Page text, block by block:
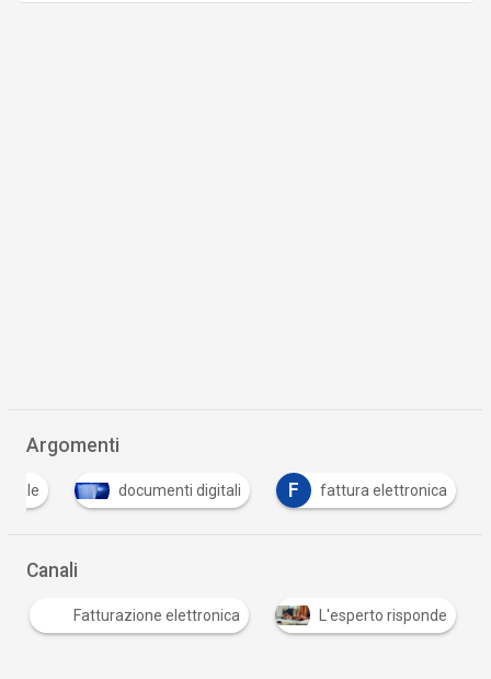
Argomenti
documenti digitali F fattura elettronica
Canali
Fatturazione elettronica L'esperto risponde